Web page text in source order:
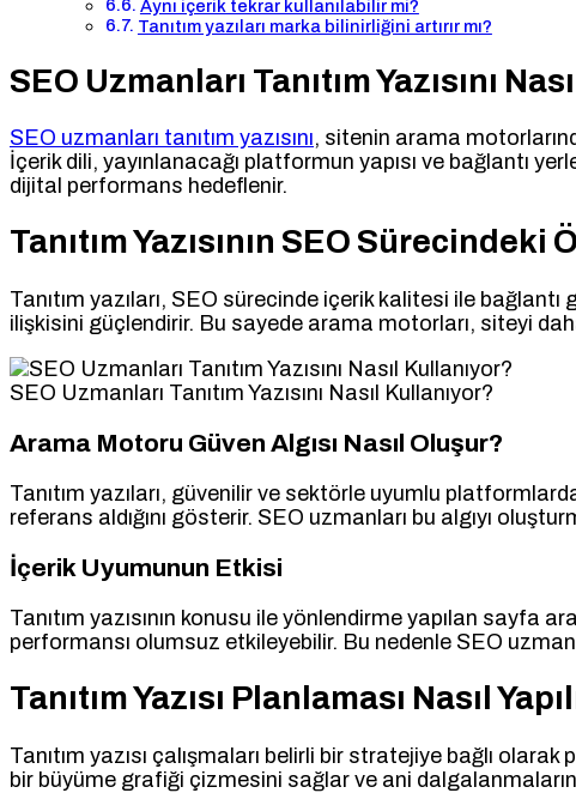
Aynı içerik tekrar kullanılabilir mi?
Tanıtım yazıları marka bilinirliğini artırır mı?
SEO Uzmanları Tanıtım Yazısını
SEO uzmanları tanıtım yazısını, sitenin arama
İçerik dili, yayınlanacağı platformun yapısı ve bağlantı
dijital performans hedeflenir.
Tanıtım Yazısının SEO Sürecindeki
Tanıtım yazıları, SEO sürecinde içerik kalitesi ile
ilişkisini güçlendirir. Bu sayede arama motorları, siteyi
SEO Uzmanları Tanıtım Yazısını Nasıl Kullanıyor?
Arama Motoru Güven Algısı Nasıl Oluşur?
Tanıtım yazıları, güvenilir ve sektörle uyumlu
referans aldığını gösterir. SEO uzmanları bu algıyı
İçerik Uyumunun Etkisi
Tanıtım yazısının konusu ile yönlendirme yapılan sayfa
performansı olumsuz etkileyebilir. Bu nedenle SEO
Tanıtım Yazısı Planlaması Nasıl
Tanıtım yazısı çalışmaları belirli bir stratejiye bağlı
bir büyüme grafiği çizmesini sağlar ve ani